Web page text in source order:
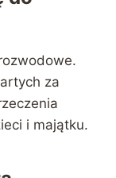
za
i majątku.